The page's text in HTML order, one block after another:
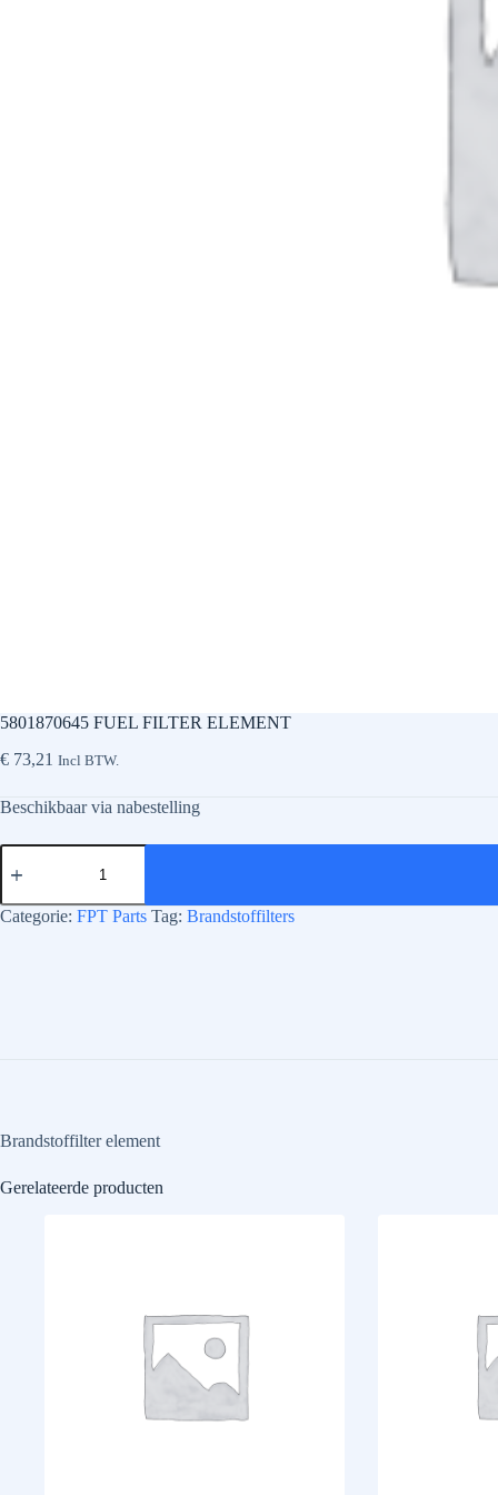
5801870645 FUEL FILTER ELEMENT
€ 73,21 Incl BTW.
Beschikbaar via nabestelling
5801870645
FUEL
ELEMENT
aantal
Categorie: FPT Parts Tag: Brandstoffilters
Brandstoffilter element
Gerelateerde producten